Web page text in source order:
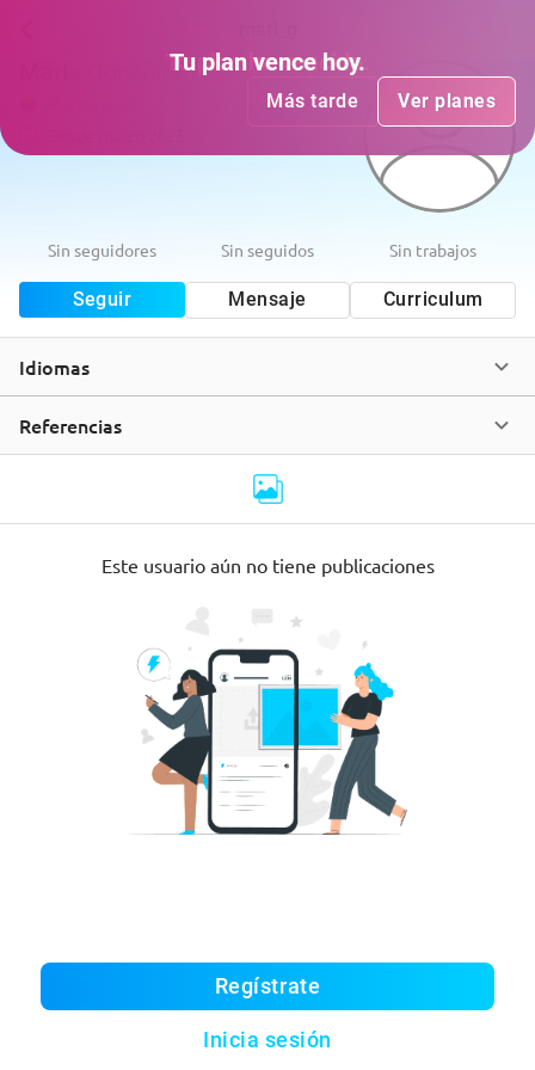
Tu plan ha vencido.
Más tarde Ver planes
Tu plan vence hoy.
Más tarde Ver planes
María González
Sin seguidores Sin seguidos Sin trabajos
Seguir Mensaje Curriculum
Idiomas
Referencias
Este usuario aún no tiene publicaciones
Regístrate
Inicia sesión